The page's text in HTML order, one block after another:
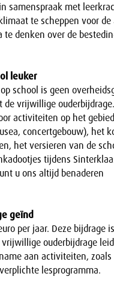
samenspraak met
te scheppen voor
denken over de
leuker
school is geen
de vrijwillige
activiteiten op het
concertgebouw), het
het versieren van de
tijdens
u ons altijd benaderen
geïnd
per jaar. Deze bijdrage is
ouderbijdrage
aan activiteiten, zoals
lesprogramma.